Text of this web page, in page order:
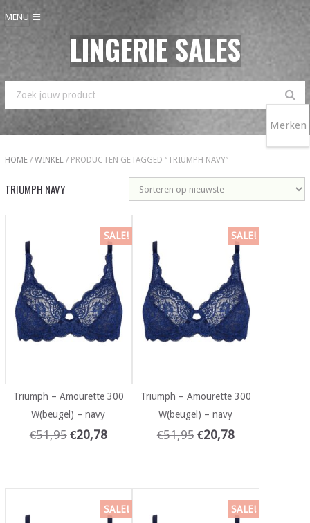
MENU
LINGERIE SALES
HOME/ WINKEL/ PRODUCTEN GETAGGED “TRIUMPH NAVY”
TRIUMPH NAVY
SALE!
Triumph – Amourette 300
W(beugel) – navy
€51,95 €20,78
SALE!
Triumph – Amourette 300
W(beugel) – navy
€51,95 €20,78
SALE! SALE!
Merken